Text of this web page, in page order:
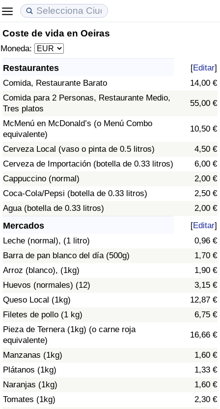
Coste de vida en Oeiras
Moneda:
Restaurantes [Editar]
Comida, Restaurante Barato
14,00 €
Comida para 2 Personas, Restaurante Medio,
Tres platos
55,00 €
McMenú en McDonald’s (o Menú Combo
equivalente)
10,50 €
Cerveza Local (vaso o pinta de 0.5 litros)
4,50 €
Cerveza de Importación (botella de 0.33 litros)
6,00 €
Cappuccino (normal)
2,00 €
Coca-Cola/Pepsi (botella de 0.33 litros)
2,50 €
Agua (botella de 0.33 litros)
2,00 €
Mercados [Editar]
Leche (normal), (1 litro)
0,96 €
Barra de pan blanco del día (500g)
1,70 €
Arroz (blanco), (1kg)
1,90 €
Huevos (normales) (12)
3,15 €
Queso Local (1kg)
12,87 €
Filetes de pollo (1 kg)
6,75 €
Pieza de Ternera (1kg) (o carne roja
equivalente)
16,66 €
Manzanas (1kg)
1,60 €
Plátanos (1kg)
1,33 €
Naranjas (1kg)
1,60 €
Tomates (1kg)
2,30 €
Coste de vida
Índice de Costo de Vida
Índice de costo de vida por país
en aqaba
Precios de las propiedades
Índice de Precios de Inmuebles
Índice de Precios de Inmuebles por País
Calidad de Vida
Índice de Calidad de Vida (Actual)
Índice de calidad de vida por país
Delincuencia
Calificación del Índice de Criminalidad
(Actual)
Índice de Criminalidad
Índice de criminalidad por país
Sanidad
Índice de Sanidad (Actual)
Índice de Sanidad
Índice de Sanidad por País
Contaminación
Índice de Contaminación (Actual)
Índice de contaminación